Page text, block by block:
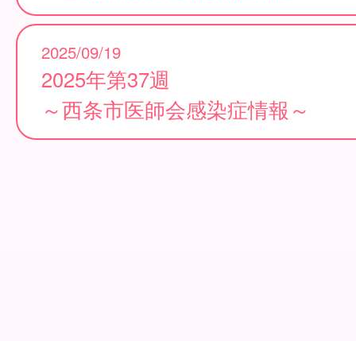
2025/09/19
2025年第37週
～西条市医師会感染症情報～